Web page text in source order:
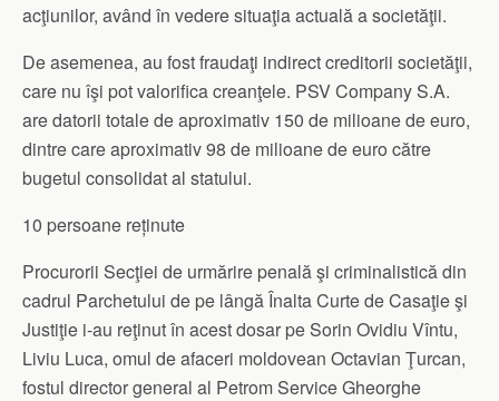
acţiunilor, având în vedere situaţia actuală a societăţii.
De asemenea, au fost fraudaţi indirect creditorii societăţii,
care nu îşi pot valorifica creanţele. PSV Company S.A.
are datorii totale de aproximativ 150 de milioane de euro,
dintre care aproximativ 98 de milioane de euro către
bugetul consolidat al statului.
10 persoane reținute
Procurorii Secţiei de urmărire penală şi criminalistică din
cadrul Parchetului de pe lângă Înalta Curte de Casaţie şi
Justiţie i-au reţinut în acest dosar pe Sorin Ovidiu Vîntu,
Liviu Luca, omul de afaceri moldovean Octavian Ţurcan,
fostul director general al Petrom Service Gheorghe